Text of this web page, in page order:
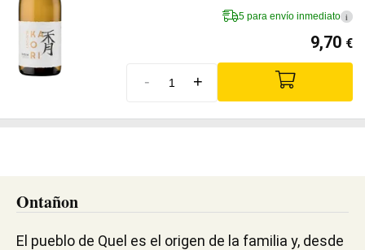
5 para envío inmediato i
9,70 €
- +
Ontañon
El pueblo de Quel es el origen de la familia y, desde